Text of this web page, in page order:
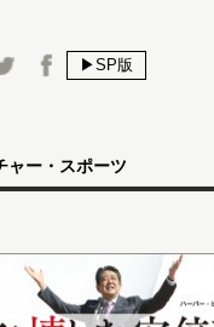
▶SP版
ャー・スポーツ